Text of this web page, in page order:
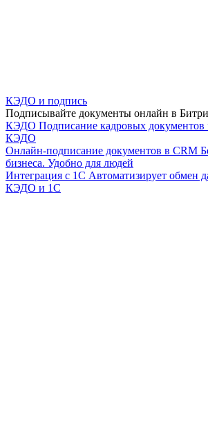
КЭДО и подпись
Подписывайте документы онлайн в
КЭДО Подписание кадровых документов
КЭДО
Онлайн-подписание документов в CRM
бизнеса. Удобно для людей
Интеграция с 1С Автоматизирует обмен
КЭДО и 1С